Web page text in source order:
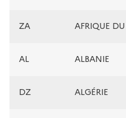
ZA AFRIQUE
AL ALBANIE
DZ ALGÉRIE